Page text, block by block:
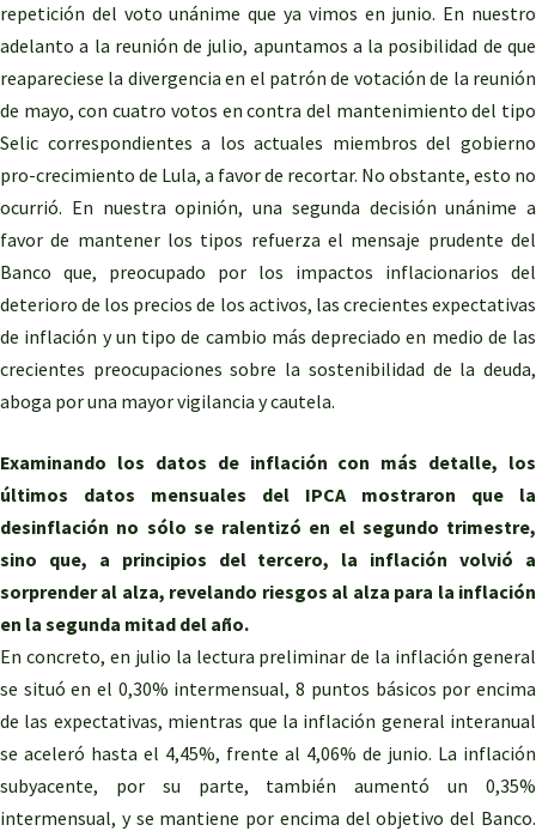
repetición del voto unánime que ya vimos en junio. En nuestro
adelanto a la reunión de julio, apuntamos a la posibilidad de que
reapareciese la divergencia en el patrón de votación de la reunión
de mayo, con cuatro votos en contra del mantenimiento del tipo
Selic correspondientes a los actuales miembros del gobierno
pro-crecimiento de Lula, a favor de recortar. No obstante, esto no
ocurrió. En nuestra opinión, una segunda decisión unánime a
favor de mantener los tipos refuerza el mensaje prudente del
Banco que, preocupado por los impactos inflacionarios del
deterioro de los precios de los activos, las crecientes expectativas
de inflación y un tipo de cambio más depreciado en medio de las
crecientes preocupaciones sobre la sostenibilidad de la deuda,
aboga por una mayor vigilancia y cautela.
Examinando los datos de inflación con más detalle, los
últimos datos mensuales del IPCA mostraron que la
desinflación no sólo se ralentizó en el segundo trimestre,
sino que, a principios del tercero, la inflación volvió a
sorprender al alza, revelando riesgos al alza para la inflación
en la segunda mitad del año.
En concreto, en julio la lectura preliminar de la inflación general
se situó en el 0,30% intermensual, 8 puntos básicos por encima
de las expectativas, mientras que la inflación general interanual
se aceleró hasta el 4,45%, frente al 4,06% de junio. La inflación
subyacente, por su parte, también aumentó un 0,35%
intermensual, y se mantiene por encima del objetivo del Banco.